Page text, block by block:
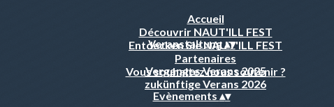
Accueil
Découvrir NAUT'ILL FEST
Entdecken Sie NAUT'ILL FEST
Partenaires
Vous souhaitez nous soutenir ?
Veranstaltung▴▾
Verganges Verans 2025
zukünftige Verans 2026
Evènements ▴▾